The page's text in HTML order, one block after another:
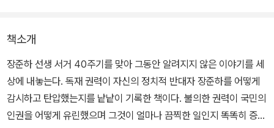
책소개
장준하 선생 서거 40주기를 맞아 그동안 알려지지 않은 이야기를 세
상에 내놓는다. 독재 권력이 자신의 정치적 반대자 장준하를 어떻게
감시하고 탄압했는지를 낱낱이 기록한 책이다. 불의한 권력이 국민의
인권을 어떻게 유린했으며 그것이 얼마나 끔찍한 일인지 똑똑히 증언